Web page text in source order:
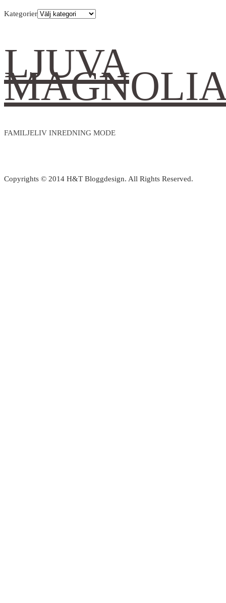
Kategorier
LJUVA
FAMILJELIV INREDNING MODE
Copyrights © 2014 H&T Bloggdesign. All Rights Reserved.